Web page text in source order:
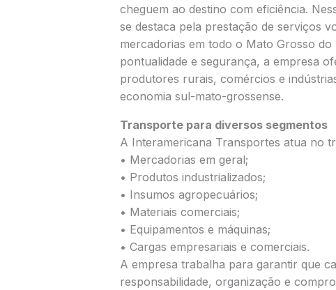
cheguem ao destino com eficiência.
se destaca pela prestação de serviços
mercadorias em todo o Mato Grosso
pontualidade e segurança, a empresa
produtores rurais, comércios e
economia sul-mato-grossense.
Transporte para diversos segmentos
A Interamericana Transportes atua no
• Mercadorias em geral;
• Produtos industrializados;
• Insumos agropecuários;
• Materiais comerciais;
• Equipamentos e máquinas;
• Cargas empresariais e comerciais.
A empresa trabalha para garantir que
responsabilidade, organização e